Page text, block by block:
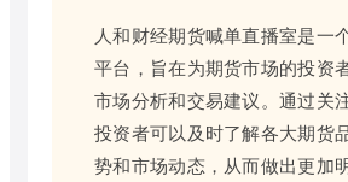
人和财经期货喊单直播室是一
平台，旨在为期货市场的投资
市场分析和交易建议。通过关
投资者可以及时了解各大期货
势和市场动态，从而做出更加